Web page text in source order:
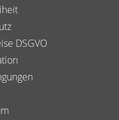
DSGVO